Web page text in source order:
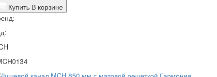
Купить В корзине